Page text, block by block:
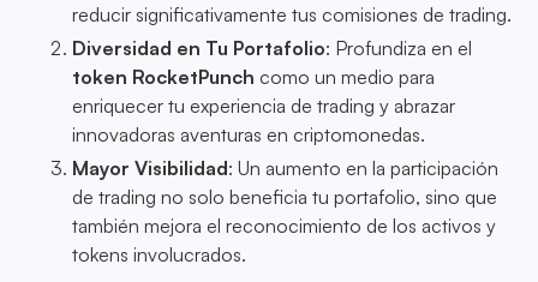
reducir significativamente tus comisiones de trading.
Diversidad en Tu Portafolio: Profundiza en el
token RocketPunch como un medio para
enriquecer tu experiencia de trading y abrazar
innovadoras aventuras en criptomonedas.
Mayor Visibilidad: Un aumento en la participación
de trading no solo beneficia tu portafolio, sino que
también mejora el reconocimiento de los activos y
tokens involucrados.